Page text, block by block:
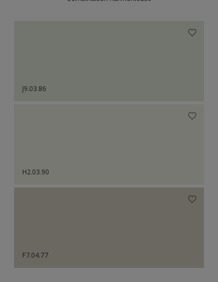
J9.03.86
H2.03.90
F7.04.77